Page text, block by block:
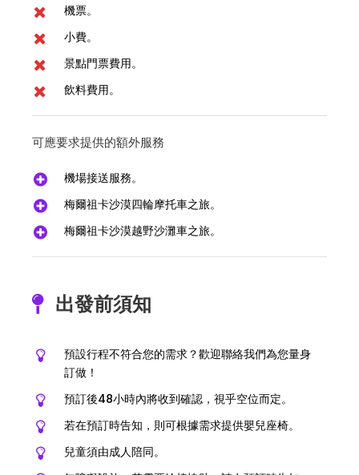
機票。
小費。
景點門票費用。
飲料費用。
可應要求提供的額外服務
機場接送服務。
梅爾祖卡沙漠四輪摩托車之旅。
梅爾祖卡沙漠越野沙灘車之旅。
出發前須知
預設行程不符合您的需求？歡迎聯絡我們為您量身
訂做！
預訂後48小時內將收到確認，視乎空位而定。
若在預訂時告知，則可根據需求提供嬰兒座椅。
兒童須由成人陪同。